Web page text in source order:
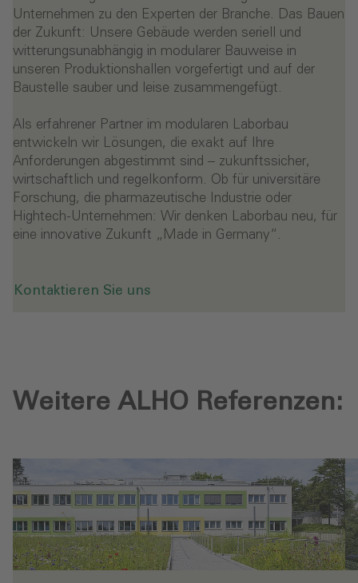
Unternehmen zu den Experten der Branche. Das Bauen
der Zukunft: Unsere Gebäude werden seriell und
witterungsunabhängig in modularer Bauweise in
unseren Produktionshallen vorgefertigt und auf der
Baustelle sauber und leise zusammengefügt.
Als erfahrener Partner im modularen Laborbau
entwickeln wir Lösungen, die exakt auf Ihre
Anforderungen abgestimmt sind – zukunftssicher,
wirtschaftlich und regelkonform. Ob für universitäre
Forschung, die pharmazeutische Industrie oder
Hightech-Unternehmen: Wir denken Laborbau neu, für
eine innovative Zukunft „Made in Germany“.
Kontaktieren Sie uns
- ALHO Systembau GmbH
Weitere ALHO Referenzen: